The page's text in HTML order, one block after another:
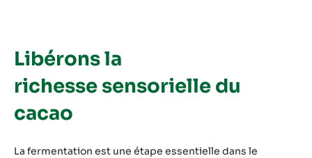
Libérons la
richesse sensorielle du
cacao
La fermentation est une étape essentielle dans le